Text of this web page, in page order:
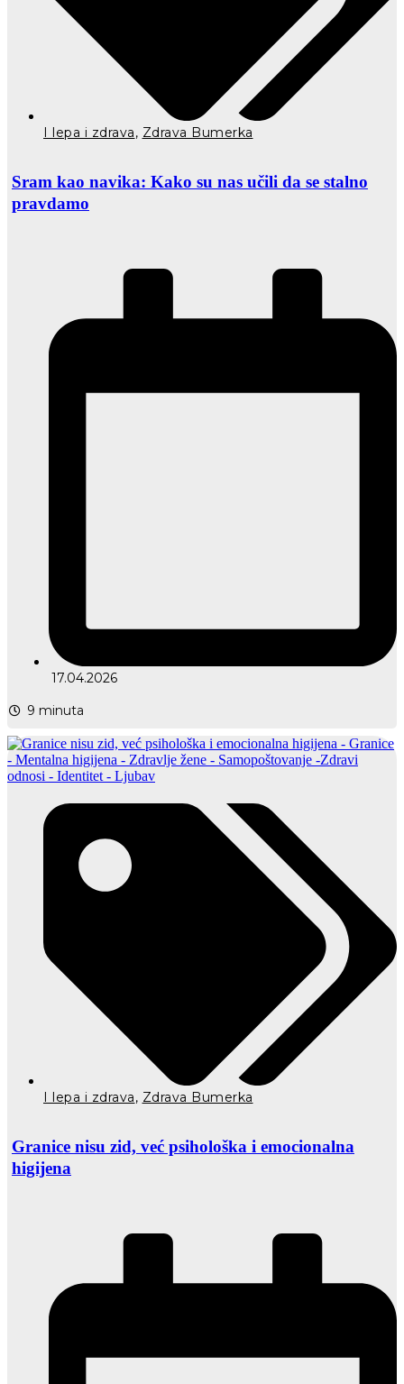
I lepa i zdrava, Zdrava Bumerka
Sram kao navika: Kako su nas učili da se stalno
pravdamo
17.04.2026
9 minuta
I lepa i zdrava, Zdrava Bumerka
Granice nisu zid, već psihološka i emocionalna
higijena